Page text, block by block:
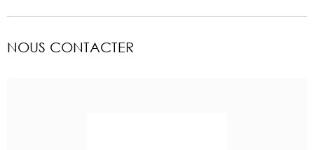
NOUS CONTACTER